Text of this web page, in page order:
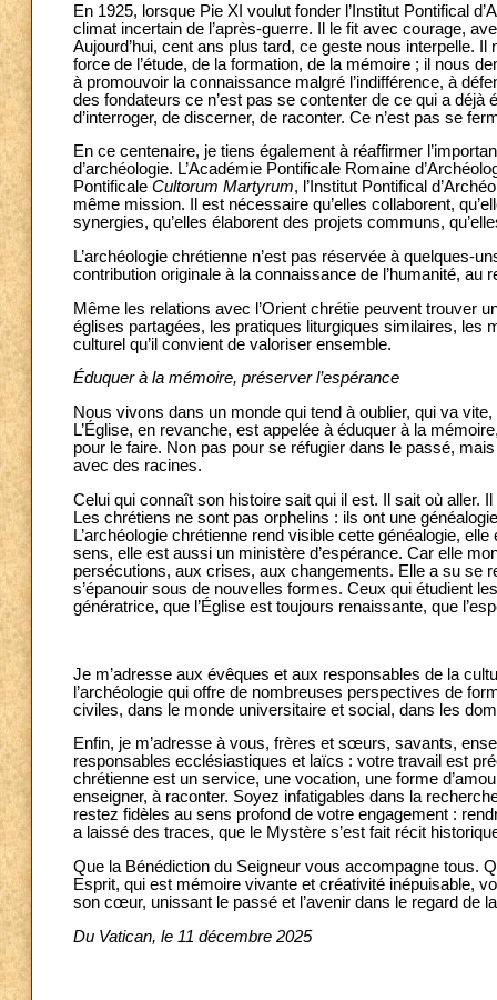
En 1925, lorsque Pie XI voulut fonder l’Institut Pontifical
climat incertain de l’après-guerre. Il le fit avec courage,
Aujourd’hui, cent ans plus tard, ce geste nous interpelle.
force de l’étude, de la formation, de la mémoire ; il nous
à promouvoir la connaissance malgré l’indifférence, à
des fondateurs ce n’est pas se contenter de ce qui a
d’interroger, de discerner, de raconter. Ce n’est pas se
En ce centenaire, je tiens également à réaffirmer
d’archéologie. L’Académie Pontificale Romaine
Pontificale Cultorum Martyrum, l’Institut Pontifical
même mission. Il est nécessaire qu’elles collaborent,
synergies, qu’elles élaborent des projets communs,
L’archéologie chrétienne n’est pas réservée à quelques-
contribution originale à la connaissance de l’humanité,
Même les relations avec l’Orient chrétie peuvent trouver
églises partagées, les pratiques liturgiques similaires, les
culturel qu’il convient de valoriser ensemble.
Éduquer à la mémoire, préserver l’espérance
Nous vivons dans un monde qui tend à oublier, qui va
L’Église, en revanche, est appelée à éduquer à la
pour le faire. Non pas pour se réfugier dans le passé,
avec des racines.
Celui qui connaît son histoire sait qui il est. Il sait où aller.
Les chrétiens ne sont pas orphelins : ils ont une
L’archéologie chrétienne rend visible cette généalogie,
sens, elle est aussi un ministère d’espérance. Car elle
persécutions, aux crises, aux changements. Elle a su se
s’épanouir sous de nouvelles formes. Ceux qui étudient
génératrice, que l’Église est toujours renaissante, que
Je m’adresse aux évêques et aux responsables de la
l’archéologie qui offre de nombreuses perspectives de
civiles, dans le monde universitaire et social, dans les
Enfin, je m’adresse à vous, frères et sœurs, savants,
responsables ecclésiastiques et laïcs : votre travail est
chrétienne est un service, une vocation, une forme
enseigner, à raconter. Soyez infatigables dans la
restez fidèles au sens profond de votre engagement :
a laissé des traces, que le Mystère s’est fait récit
Que la Bénédiction du Seigneur vous accompagne tous.
Esprit, qui est mémoire vivante et créativité inépuisable,
son cœur, unissant le passé et l’avenir dans le regard de
Du Vatican, le 11 décembre 2025